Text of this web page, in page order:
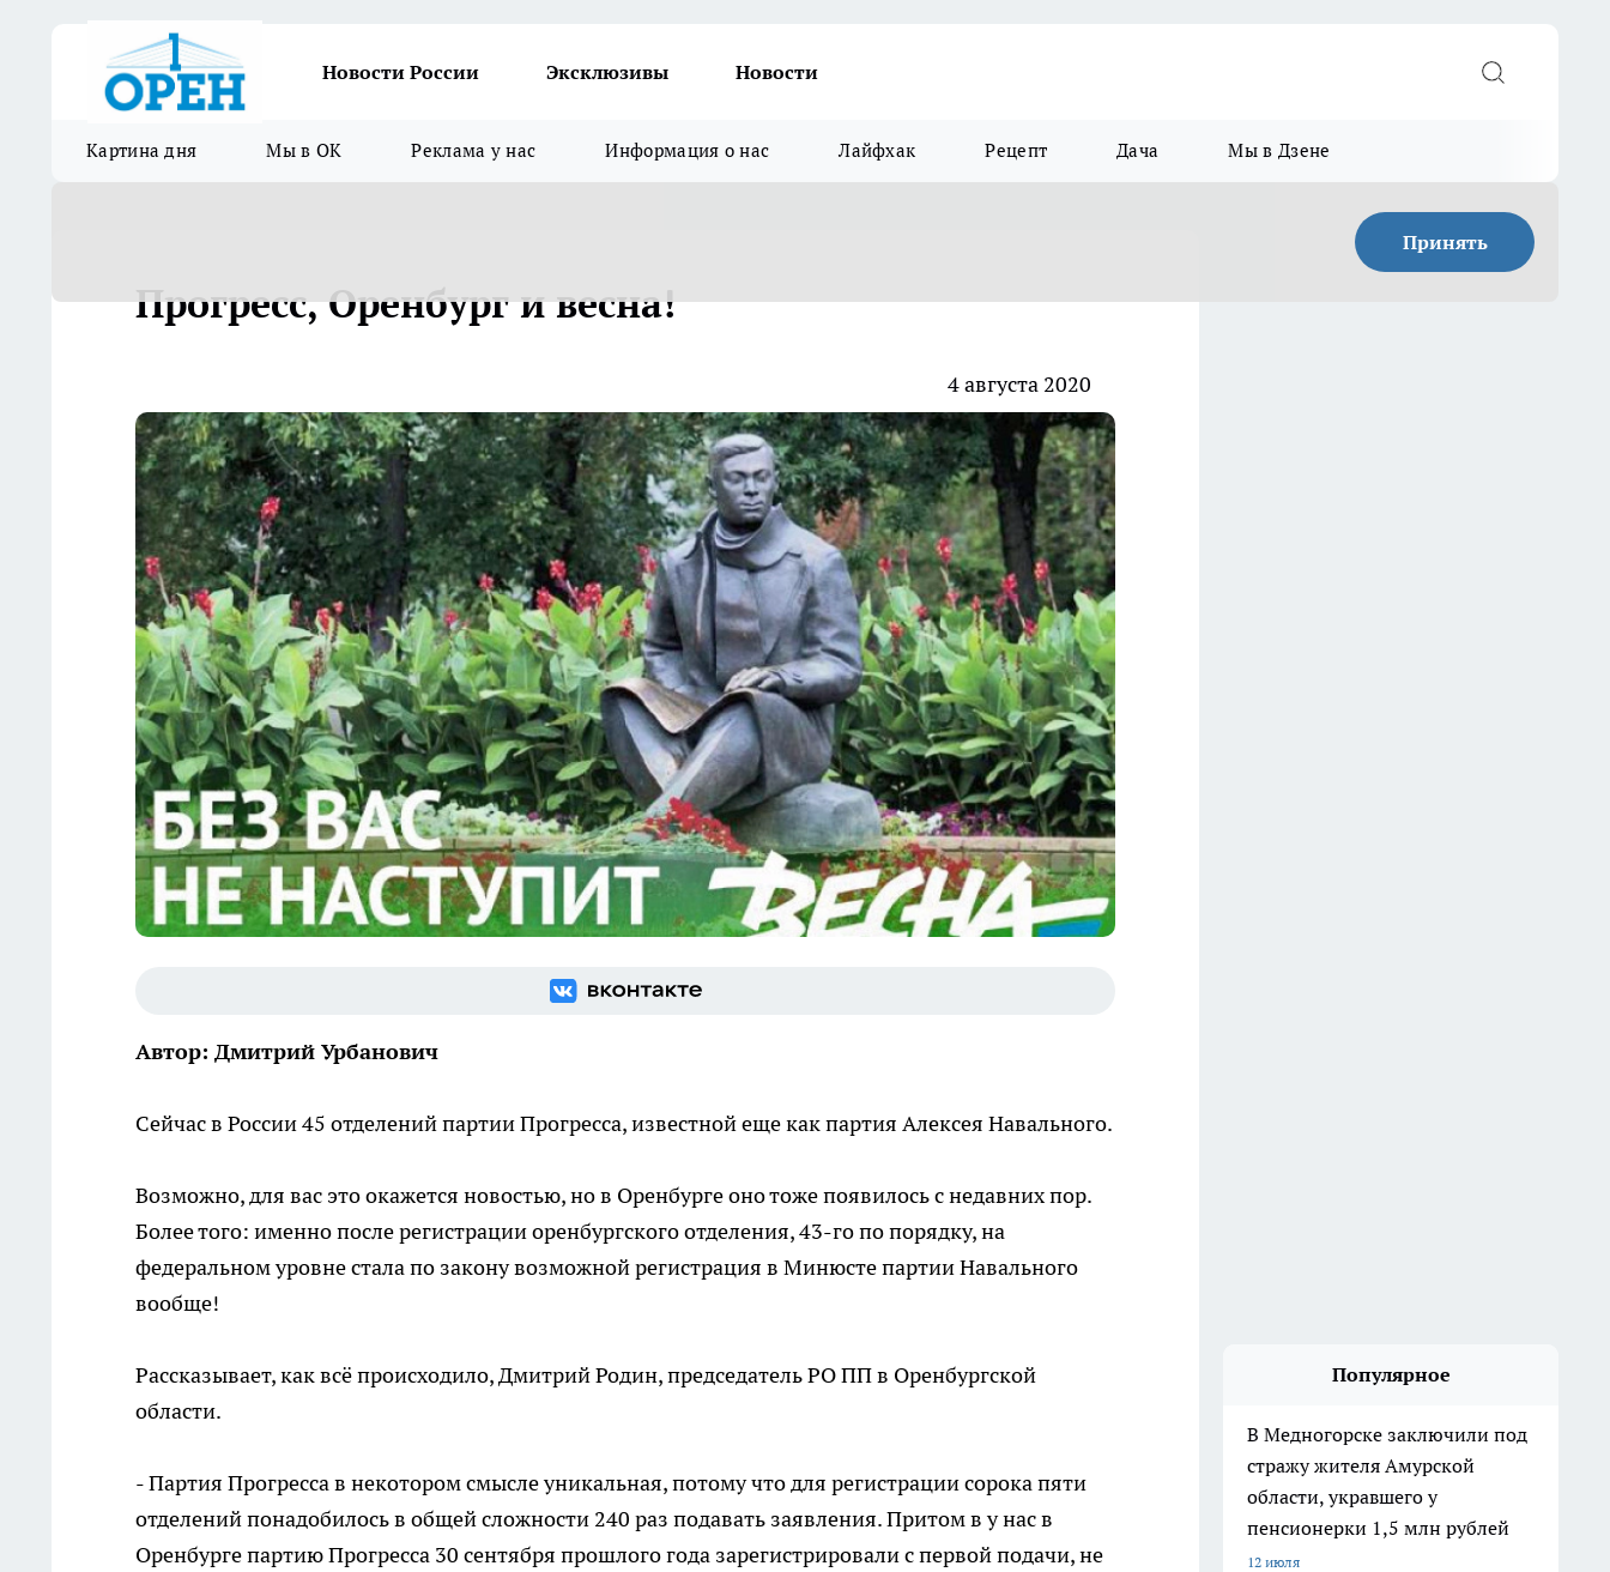
Новости России Эксклюзивы Новости
Картина дня Мы в ОК Реклама у нас Информация о нас Лайфхак Рецепт Дача Мы в Дзене
Принять
Прогресс, Оренбург и весна!
4 августа 2020
Автор: Дмитрий Урбанович
Сейчас в России 45 отделений партии Прогресса, известной еще как партия Алексея Навального.
Возможно, для вас это окажется новостью, но в Оренбурге оно тоже появилось с недавних пор.
Более того: именно после регистрации оренбургского отделения, 43-го по порядку, на
федеральном уровне стала по закону возможной регистрация в Минюсте партии Навального
вообще!
Рассказывает, как всё происходило, Дмитрий Родин, председатель РО ПП в Оренбургской
области.
- Партия Прогресса в некотором смысле уникальная, потому что для регистрации сорока пяти
отделений понадобилось в общей сложности 240 раз подавать заявления. Притом в у нас в
Оренбурге партию Прогресса 30 сентября прошлого года зарегистрировали с первой подачи, не
Популярное
В Медногорске заключили под
стражу жителя Амурской
области, укравшего у
пенсионерки 1,5 млн рублей
12 июля